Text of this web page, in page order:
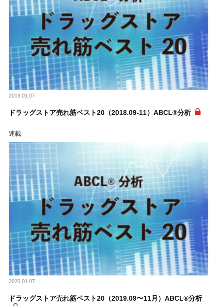
2019.01.07
ドラッグストア売れ筋ベスト20（2018.09-11）ABCL®分析
連載
2020.01.07
ドラッグストア売れ筋ベスト20（2019.09〜11月）ABCL®分析